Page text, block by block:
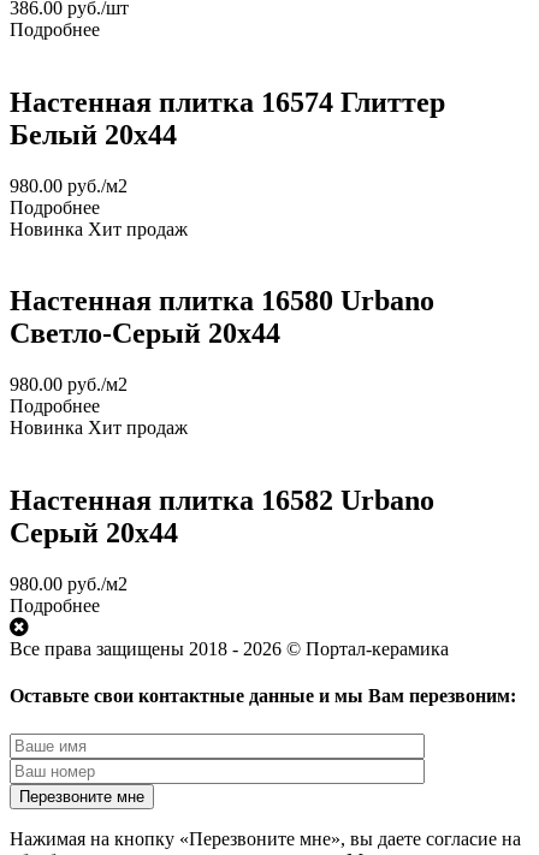
386.00 руб./шт
Подробнее
Настенная плитка 16574 Глиттер
Белый 20x44
980.00 руб./м2
Подробнее
Новинка Хит продаж
Настенная плитка 16580 Urbano
Светло-Серый 20x44
980.00 руб./м2
Подробнее
Новинка Хит продаж
Настенная плитка 16582 Urbano
Серый 20x44
980.00 руб./м2
Подробнее
Все права защищены 2018 - 2026 © Портал-керамика
Оставьте свои контактные данные и мы Вам перезвоним:
Нажимая на кнопку «Перезвоните мне», вы даете согласие на